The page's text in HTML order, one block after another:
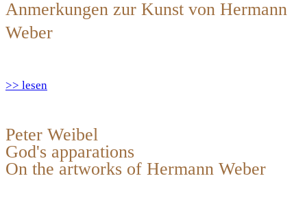
Anmerkungen zur Kunst von Hermann
Weber
>> lesen
Peter Weibel
God's apparations
On the artworks of Hermann Weber